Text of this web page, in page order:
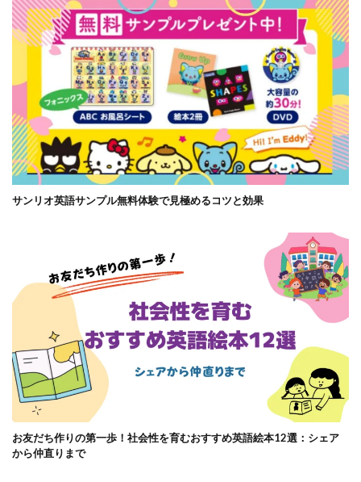
サンリオ英語サンプル無料体験で見極めるコツと効果
お友だち作りの第一歩！社会性を育むおすすめ英語絵本12選：シェア
から仲直りまで